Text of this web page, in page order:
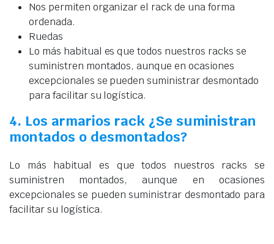
Nos permiten organizar el rack de una forma
ordenada.
Ruedas
Lo más habitual es que todos nuestros racks se
suministren montados, aunque en ocasiones
excepcionales se pueden suministrar desmontado
para facilitar su logística.
4. Los armarios rack ¿Se suministran
montados o desmontados?
Lo más habitual es que todos nuestros racks se
suministren montados, aunque en ocasiones
excepcionales se pueden suministrar desmontado para
facilitar su logística.